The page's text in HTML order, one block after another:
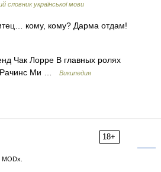
словник української мови
кому, кому? Дарма отдам!
Чак Лорре В главных ролях
Рачинс Ми …
Википедия
18+